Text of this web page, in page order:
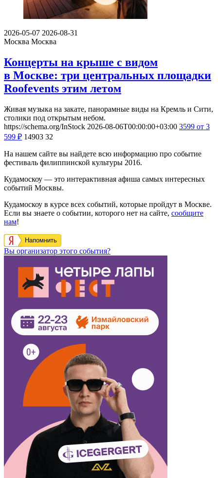
2026-05-07 2026-08-31
Москва Москва
Концерты на крыше с видом
в Москве: три центральных площадки
Roofevents этим летом
Живая музыка на закате, панорамные виды на Кремль и Сити,
столики под открытым небом.
https://schema.org/InStock 2026-08-06T00:00:00+03:00 3599 от 3
599 ₽ 14903 32
На нашем сайте вы найдете всю информацию про событие
фестиваль филиппинской культуры 2016.
Кудамоскоу — это интерактивная афиша самых интересных
событий Москвы.
Кудамоскоу в курсе всех событий, которые пройдут в Москве.
Если вы знаете о событии, которого нет на сайте, сообщите
нам!
Напомнить
Вы организатор этого события?